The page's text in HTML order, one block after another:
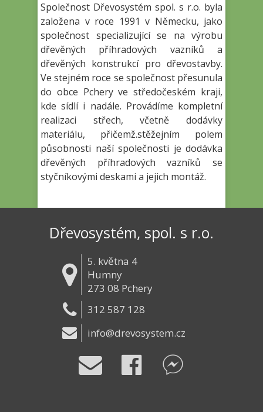
Společnost Dřevosystém spol. s r.o. byla
založena v roce 1991 v Německu, jako
společnost specializující se na výrobu
dřevěných příhradových vazníků a
dřevěných konstrukcí pro dřevostavby.
Ve stejném roce se společnost přesunula
do obce Pchery ve středočeském kraji,
kde sídlí i nadále. Provádíme kompletní
realizaci střech, včetně dodávky
materiálu, přičemž.stěžejním polem
působnosti naší společnosti je dodávka
dřevěných příhradových vazníků se
styčníkovými deskami a jejich montáž.
Dřevosystém, spol. s r.o.
5. května 4
Humny
273 08 Pchery
312 587 128
info@drevosystem.cz